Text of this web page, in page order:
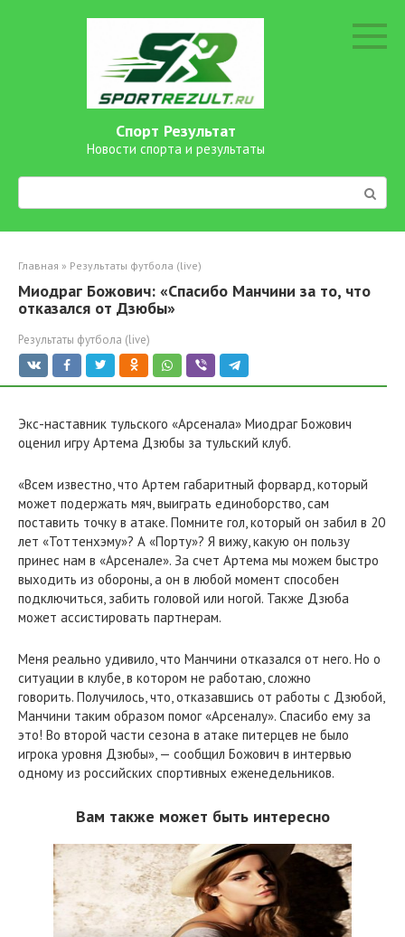
Спорт Результат
Новости спорта и результаты
Поиск:
Главная » Результаты футбола (live)
Миодраг Божович: «Спасибо Манчини за то, что
отказался от Дзюбы»
Результаты футбола (live)
Экс-наставник тульского «Арсенала» Миодраг Божович
оценил игру Артема Дзюбы за тульский клуб.
«Всем известно, что Артем габаритный форвард, который
может подержать мяч, выиграть единоборство, сам
поставить точку в атаке. Помните гол, который он забил в 20
лет «Тоттенхэму»? А «Порту»? Я вижу, какую он пользу
принес нам в «Арсенале». За счет Артема мы можем быстро
выходить из обороны, а он в любой момент способен
подключиться, забить головой или ногой. Также Дзюба
может ассистировать партнерам.
Меня реально удивило, что Манчини отказался от него. Но о
ситуации в клубе, в котором не работаю, сложно
говорить. Получилось, что, отказавшись от работы с Дзюбой,
Манчини таким образом помог «Арсеналу». Спасибо ему за
это! Во второй части сезона в атаке питерцев не было
игрока уровня Дзюбы», — сообщил Божович в интервью
одному из российских спортивных еженедельников.
Вам также может быть интересно